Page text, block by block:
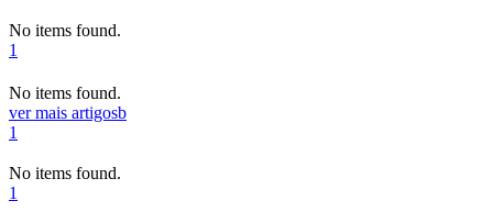
No items found.
1
No items found.
ver mais artigosb
1
No items found.
1